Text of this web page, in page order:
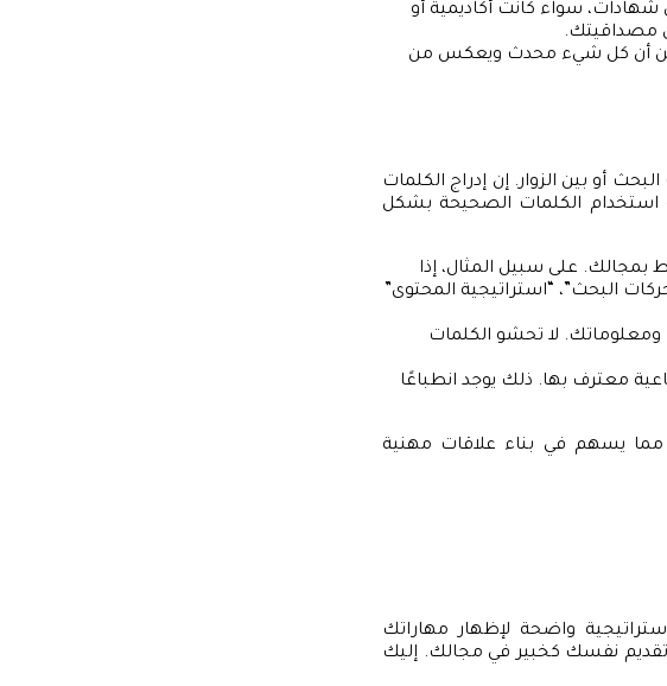
سواء كانت أكاديمية أو
مصداقيتك.
من أن كل شيء محدث ويعكس من
أو بين الزوار. إن إدراج الكلمات
الكلمات الصحيحة بشكل
بمجالك. على سبيل المثال، إذا
البحث”، “استراتيجية المحتوى”
لا تحشو الكلمات
معترف بها. ذلك يوجد انطباعًا
مما يسهم في بناء علاقات مهنية
واضحة لإظهار مهاراتك
تقديم نفسك كخبير في مجالك. إليك